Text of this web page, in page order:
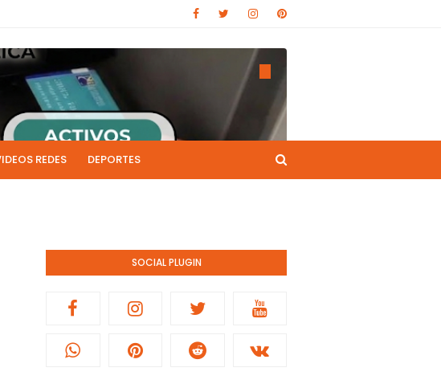
REDES DEPORTES
SOCIAL PLUGIN